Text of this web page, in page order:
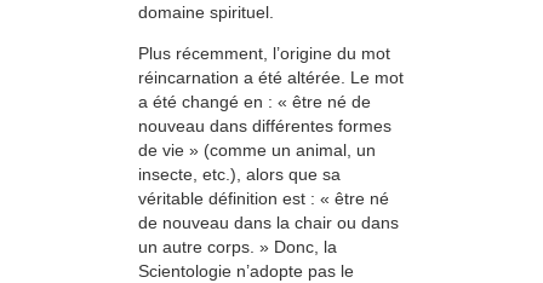
domaine spirituel.
Plus récemment, l’origine du mot
réincarnation a été altérée. Le mot
a été changé en : « être né de
nouveau dans différentes formes
de vie » (comme un animal, un
insecte, etc.), alors que sa
véritable définition est : « être né
de nouveau dans la chair ou dans
un autre corps. » Donc, la
Scientologie n’adopte pas le